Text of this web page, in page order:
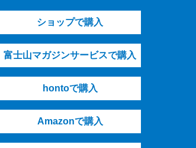
ショップで購入
富士山マガジンサービスで購入
hontoで購入
Amazonで購入